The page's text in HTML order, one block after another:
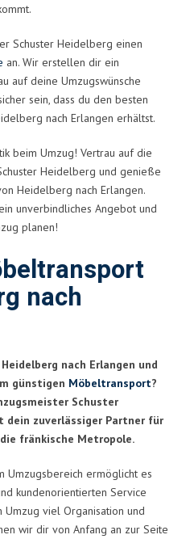
Schuster Heidelberg einen
an. Wir erstellen dir ein
auf deine Umzugswünsche
sein, dass du den besten
nach Erlangen erhältst.
beim Umzug! Vertrau auf die
Heidelberg und genieße
Heidelberg nach Erlangen.
unverbindliches Angebot und
planen!
nach
nach Erlangen und
günstigen Möbeltransport?
Schuster
dein zuverlässiger Partner für
fränkische Metropole.
Umzugsbereich ermöglicht es
kundenorientierten Service
Umzug viel Organisation und
wir dir von Anfang an zur Seite